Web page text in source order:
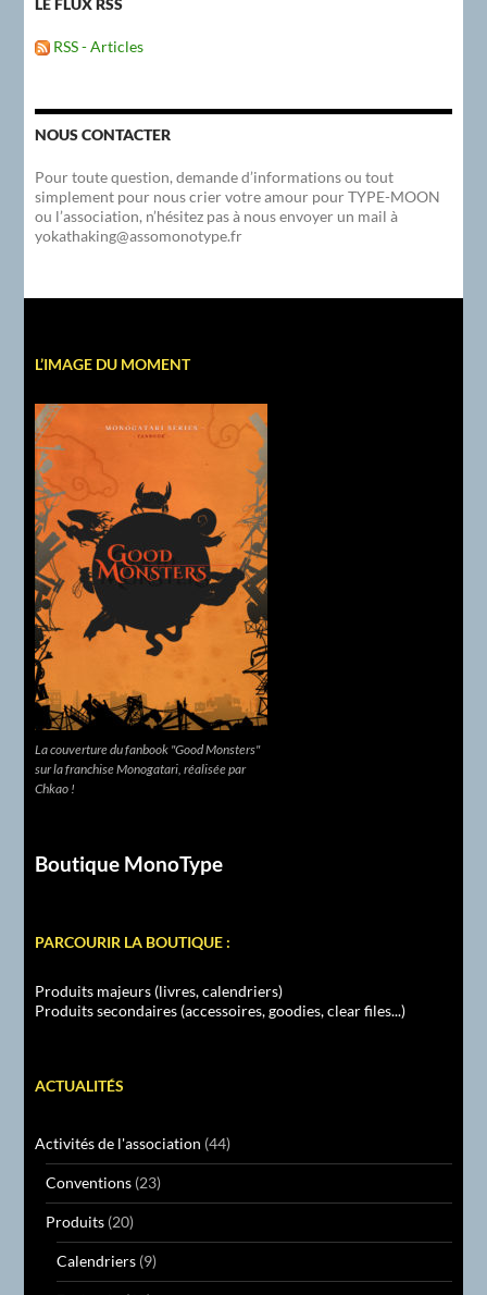
RSS - Articles
NOUS CONTACTER
Pour toute question, demande d’informations ou tout
simplement pour nous crier votre amour pour TYPE-MOON
ou l’association, n’hésitez pas à nous envoyer un mail à
yokathaking@assomonotype.fr
L’IMAGE DU MOMENT
La couverture du fanbook "Good Monsters"
sur la franchise Monogatari, réalisée par
Chkao !
Boutique MonoType
PARCOURIR LA BOUTIQUE :
Produits majeurs (livres, calendriers)
Produits secondaires (accessoires, goodies, clear files...)
ACTUALITÉS
Activités de l'association (44)
Conventions (23)
Produits (20)
Calendriers (9)